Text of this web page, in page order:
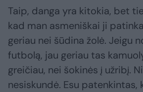
Taip, danga yra kitokia, bet
kad man asmeniškai ji
geriau nei šūdina žolė. Jeigu
futbolą, jau geriau tas
greičiau, nei šokinės į užribį.
nesiskundė. Esu patenkintas,